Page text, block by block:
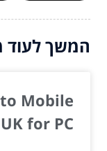
המשך לעוד
Mobile
for PC